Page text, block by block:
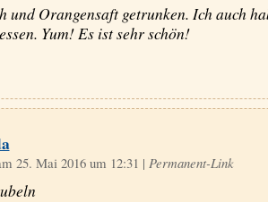
und Orangensaft getrunken. Ich auch
Yum! Es ist sehr schön!
25. Mai 2016 um 12:31 | Permanent-Link